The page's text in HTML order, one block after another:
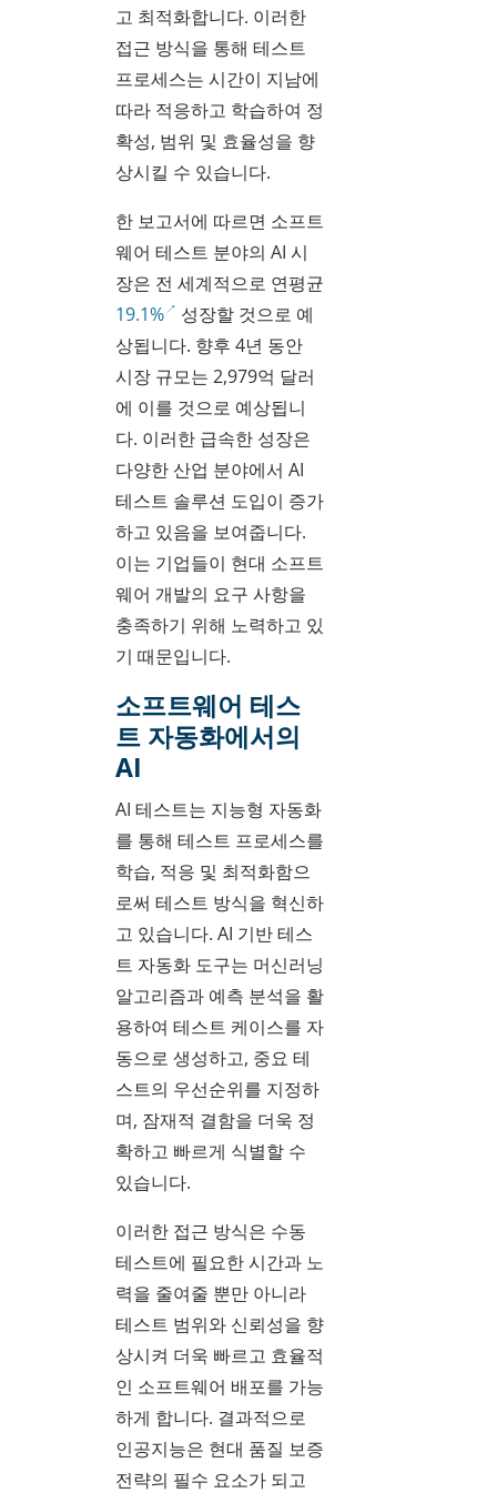
고 최적화합니다. 이러한
접근 방식을 통해 테스트
프로세스는 시간이 지남에
따라 적응하고 학습하여 정
확성, 범위 및 효율성을 향
상시킬 수 있습니다.
한 보고서에 따르면 소프트
웨어 테스트 분야의 AI 시
장은 전 세계적으로 연평균
19.1%
성장할 것으로 예
상됩니다. 향후 4년 동안
시장 규모는 2,979억 달러
에 이를 것으로 예상됩니
다. 이러한 급속한 성장은
다양한 산업 분야에서 AI
테스트 솔루션 도입이 증가
하고 있음을 보여줍니다.
이는 기업들이 현대 소프트
웨어 개발의 요구 사항을
충족하기 위해 노력하고 있
기 때문입니다.
소프트웨어 테스
트 자동화에서의
AI
AI 테스트는 지능형 자동화
를 통해 테스트 프로세스를
학습, 적응 및 최적화함으
로써 테스트 방식을 혁신하
고 있습니다. AI 기반 테스
트 자동화 도구는 머신러닝
알고리즘과 예측 분석을 활
용하여 테스트 케이스를 자
동으로 생성하고, 중요 테
스트의 우선순위를 지정하
며, 잠재적 결함을 더욱 정
확하고 빠르게 식별할 수
있습니다.
이러한 접근 방식은 수동
테스트에 필요한 시간과 노
력을 줄여줄 뿐만 아니라
테스트 범위와 신뢰성을 향
상시켜 더욱 빠르고 효율적
인 소프트웨어 배포를 가능
하게 합니다. 결과적으로
인공지능은 현대 품질 보증
전략의 필수 요소가 되고